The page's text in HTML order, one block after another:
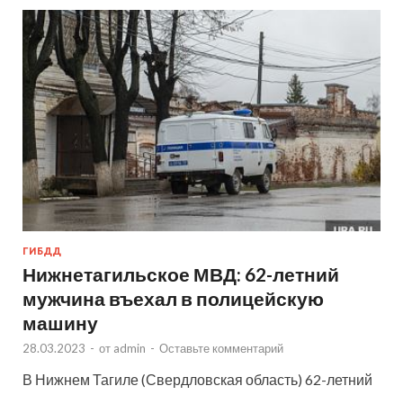
ГИБДД
Нижнетагильское МВД: 62-летний
мужчина въехал в полицейскую
машину
28.03.2023 - от admin - Оставьте комментарий
В Нижнем Тагиле (Свердловская область) 62-летний